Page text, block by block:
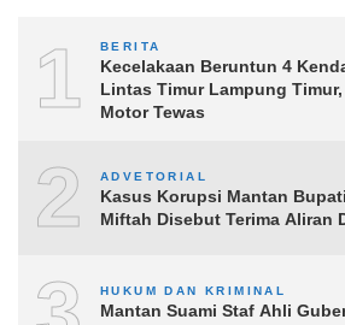
1 BERITA
Kecelakaan Beruntun 4
Lintas Timur Lampung
Motor Tewas
2 ADVETORIAL
Kasus Korupsi Mantan
Miftah Disebut Terima Aliran
HUKUM DAN KRIMINAL
Mantan Suami Staf Ahli